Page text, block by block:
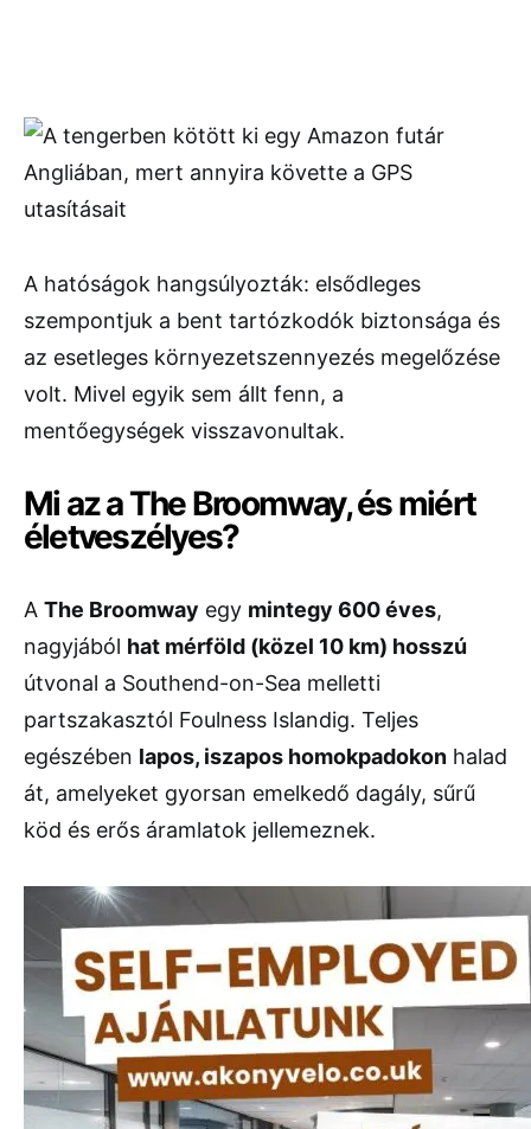
A hatóságok hangsúlyozták: elsődleges
szempontjuk a bent tartózkodók biztonsága és
az esetleges környezetszennyezés megelőzése
volt. Mivel egyik sem állt fenn, a
mentőegységek visszavonultak.
Mi az a The Broomway, és miért
életveszélyes?
A The Broomway egy mintegy 600 éves,
nagyjából hat mérföld (közel 10 km) hosszú
útvonal a Southend-on-Sea melletti
partszakasztól Foulness Islandig. Teljes
egészében lapos, iszapos homokpadokon halad
át, amelyeket gyorsan emelkedő dagály, sűrű
köd és erős áramlatok jellemeznek.